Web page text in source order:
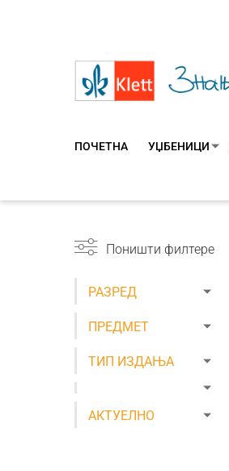
ПОЧЕТНА УЏБЕНИЦИ
Поништи филтере
РАЗРЕД
ПРЕДМЕТ
ТИП ИЗДАЊА
АКТУЕЛНО